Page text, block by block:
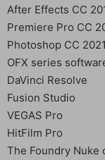
After Effects CC
Premiere Pro CC
Photoshop CC
OFX series
DaVinci Resolve
Fusion Studio
VEGAS Pro
HitFilm Pro
The Foundry Nuke